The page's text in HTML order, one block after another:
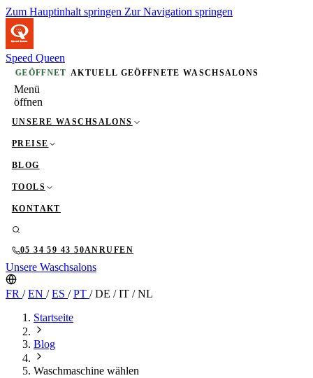
Zum Hauptinhalt springen Zur Navigation springen
Speed Queen
GEÖFFNET AKTUELL GEÖFFNETE WASCHSALONS
Menü
öffnen
UNSERE WASCHSALONS
PREISE
BLOG
TOOLS
KONTAKT
05 34 59 43 50ANRUFEN
Unsere Waschsalons
FR /EN /ES /PT /DE /IT /NL
Startseite
Blog
Waschmaschine wählen